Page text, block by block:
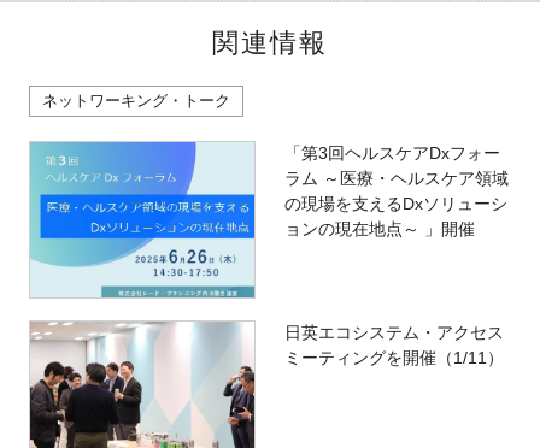
関連情報
ネットワーキング・トーク
「第3回ヘルスケアDxフォー
ラム ～医療・ヘルスケア領域
の現場を支えるDxソリューシ
ョンの現在地点～ 」開催
日英エコシステム・アクセス
ミーティングを開催（1/11）